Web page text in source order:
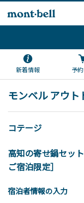
新着情報 予
モンベル アウ
コテージ
高知の寄せ鍋セッ
ご宿泊限定］
宿泊者情報の入力